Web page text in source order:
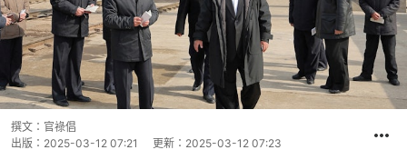
撰文： 官祿倡
出版： 2025-03-12 07:21 更新： 2025-03-12 07:23